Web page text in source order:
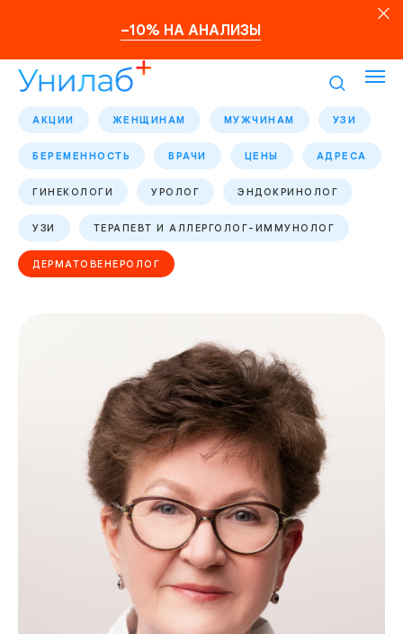
–10% НА АНАЛИЗЫ
АКЦИИ ЖЕНЩИНАМ МУЖЧИНАМ УЗИ
БЕРЕМЕННОСТЬ ВРАЧИ ЦЕНЫ АДРЕСА
ГИНЕКОЛОГИ УРОЛОГ ЭНДОКРИНОЛОГ
УЗИ ТЕРАПЕВТ И АЛЛЕРГОЛОГ-ИММУНОЛОГ
ДЕРМАТОВЕНЕРОЛОГ